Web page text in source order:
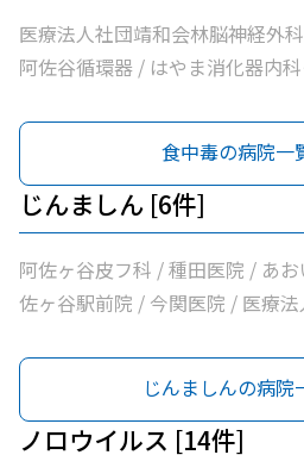
医療法人社団靖和会林脳神経外
阿佐谷循環器 / はやま消化器内
人社団昇陽会阿佐谷すずき診療
団明笙会たけうち内科 / 医療法
院 / 医療法人社団蘭松会蘭松医
浦整形外科内科 / シャレール荻
食中毒の病院一
じんましん [6件]
阿佐ヶ谷皮フ科 / 種田医院 / あ
佐ヶ谷駅前院 / 今関医院 / 医療
じんましんの病院
ノロウイルス [14件]